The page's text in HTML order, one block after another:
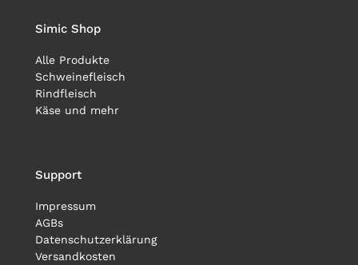
Simic Shop
Alle Produkte
Schweinefleisch
Rindfleisch
Käse und mehr
Support
Impressum
AGBs
Datenschutzerklärung
Versandkosten